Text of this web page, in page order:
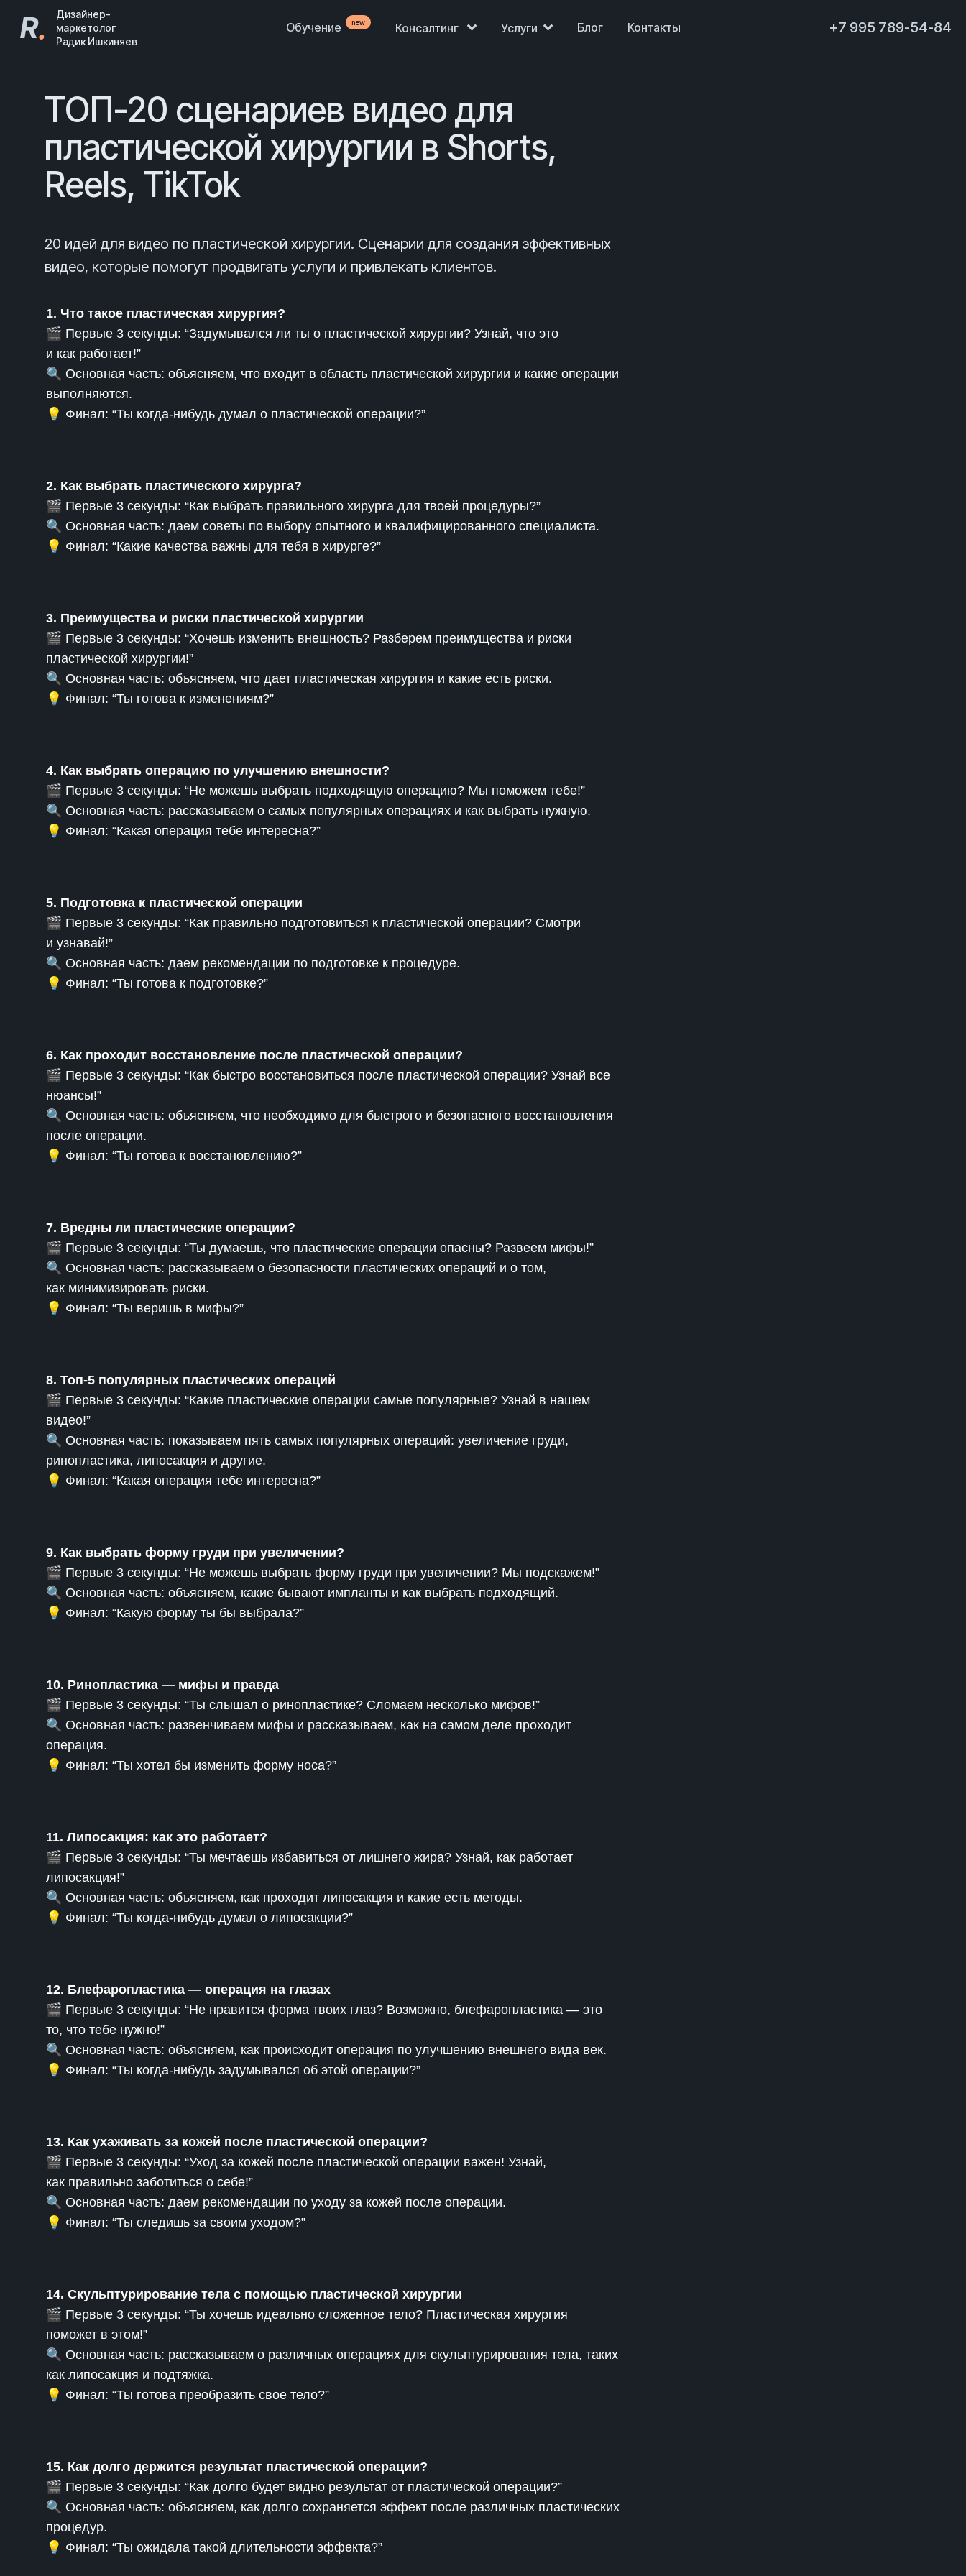
R.
Дизайнер-
маркетолог
Радик Ишкиняев
Обучение new Консалтинг Услуги Блог Контакты +7 995 789-54-84
ТОП-20 сценариев видео для
пластической хирургии в Shorts,
Reels, TikTok
20 идей для видео по пластической хирургии. Сценарии для создания эффективных
видео, которые помогут продвигать услуги и привлекать клиентов.
1. Что такое пластическая хирургия?
🎬 Первые 3 секунды: “Задумывался ли ты о пластической хирургии? Узнай, что это
и как работает!”
🔍 Основная часть: объясняем, что входит в область пластической хирургии и какие операции
выполняются.
💡 Финал: “Ты когда-нибудь думал о пластической операции?”
2. Как выбрать пластического хирурга?
🎬 Первые 3 секунды: “Как выбрать правильного хирурга для твоей процедуры?”
🔍 Основная часть: даем советы по выбору опытного и квалифицированного специалиста.
💡 Финал: “Какие качества важны для тебя в хирурге?”
3. Преимущества и риски пластической хирургии
🎬 Первые 3 секунды: “Хочешь изменить внешность? Разберем преимущества и риски
пластической хирургии!”
🔍 Основная часть: объясняем, что дает пластическая хирургия и какие есть риски.
💡 Финал: “Ты готова к изменениям?”
4. Как выбрать операцию по улучшению внешности?
🎬 Первые 3 секунды: “Не можешь выбрать подходящую операцию? Мы поможем тебе!”
🔍 Основная часть: рассказываем о самых популярных операциях и как выбрать нужную.
💡 Финал: “Какая операция тебе интересна?”
5. Подготовка к пластической операции
🎬 Первые 3 секунды: “Как правильно подготовиться к пластической операции? Смотри
и узнавай!”
🔍 Основная часть: даем рекомендации по подготовке к процедуре.
💡 Финал: “Ты готова к подготовке?”
6. Как проходит восстановление после пластической операции?
🎬 Первые 3 секунды: “Как быстро восстановиться после пластической операции? Узнай все
нюансы!”
🔍 Основная часть: объясняем, что необходимо для быстрого и безопасного восстановления
после операции.
💡 Финал: “Ты готова к восстановлению?”
7. Вредны ли пластические операции?
🎬 Первые 3 секунды: “Ты думаешь, что пластические операции опасны? Развеем мифы!”
🔍 Основная часть: рассказываем о безопасности пластических операций и о том,
как минимизировать риски.
💡 Финал: “Ты веришь в мифы?”
8. Топ-5 популярных пластических операций
🎬 Первые 3 секунды: “Какие пластические операции самые популярные? Узнай в нашем
видео!”
🔍 Основная часть: показываем пять самых популярных операций: увеличение груди,
ринопластика, липосакция и другие.
💡 Финал: “Какая операция тебе интересна?”
9. Как выбрать форму груди при увеличении?
🎬 Первые 3 секунды: “Не можешь выбрать форму груди при увеличении? Мы подскажем!”
🔍 Основная часть: объясняем, какие бывают импланты и как выбрать подходящий.
💡 Финал: “Какую форму ты бы выбрала?”
10. Ринопластика — мифы и правда
🎬 Первые 3 секунды: “Ты слышал о ринопластике? Сломаем несколько мифов!”
🔍 Основная часть: развенчиваем мифы и рассказываем, как на самом деле проходит
операция.
💡 Финал: “Ты хотел бы изменить форму носа?”
11. Липосакция: как это работает?
🎬 Первые 3 секунды: “Ты мечтаешь избавиться от лишнего жира? Узнай, как работает
липосакция!”
🔍 Основная часть: объясняем, как проходит липосакция и какие есть методы.
💡 Финал: “Ты когда-нибудь думал о липосакции?”
12. Блефаропластика — операция на глазах
🎬 Первые 3 секунды: “Не нравится форма твоих глаз? Возможно, блефаропластика — это
то, что тебе нужно!”
🔍 Основная часть: объясняем, как происходит операция по улучшению внешнего вида век.
💡 Финал: “Ты когда-нибудь задумывался об этой операции?”
13. Как ухаживать за кожей после пластической операции?
🎬 Первые 3 секунды: “Уход за кожей после пластической операции важен! Узнай,
как правильно заботиться о себе!”
🔍 Основная часть: даем рекомендации по уходу за кожей после операции.
💡 Финал: “Ты следишь за своим уходом?”
14. Скульптурирование тела с помощью пластической хирургии
🎬 Первые 3 секунды: “Ты хочешь идеально сложенное тело? Пластическая хирургия
поможет в этом!”
🔍 Основная часть: рассказываем о различных операциях для скульптурирования тела, таких
как липосакция и подтяжка.
💡 Финал: “Ты готова преобразить свое тело?”
15. Как долго держится результат пластической операции?
🎬 Первые 3 секунды: “Как долго будет видно результат от пластической операции?”
🔍 Основная часть: объясняем, как долго сохраняется эффект после различных пластических
процедур.
💡 Финал: “Ты ожидала такой длительности эффекта?”